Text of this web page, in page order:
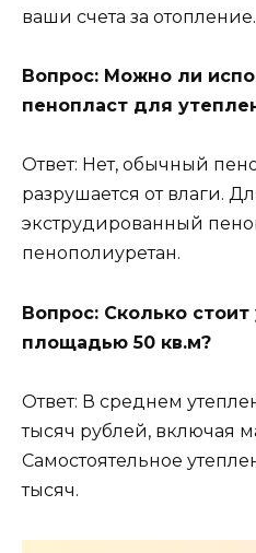
ваши счета за отопление.
Вопрос: Можно ли
пенопласт для
Ответ: Нет, обычный
разрушается от влаги.
экструдированный
пенополиуретан.
Вопрос: Сколько
площадью 50 кв.м?
Ответ: В среднем
тысяч рублей, включая
Самостоятельное
тысяч.